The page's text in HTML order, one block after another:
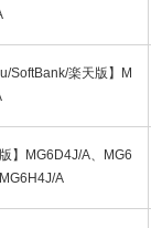
SoftBank/楽天版】M
】MG6D4J/A、MG6
A